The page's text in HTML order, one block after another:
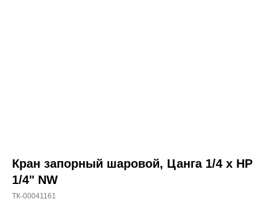
Кран запорный шаровой, Цанга 1/4 x НР
1/4" NW
ТК-00041161